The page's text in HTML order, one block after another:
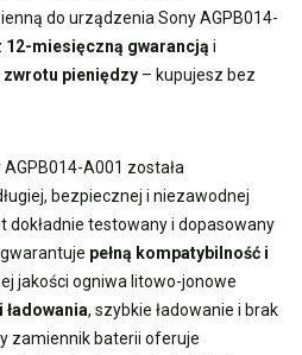
do urządzenia Sony AGPB014-
12-miesięczną gwarancją i
pieniędzy – kupujesz bez
A001 została
bezpiecznej i niezawodnej
dokładnie testowany i dopasowany
pełną kompatybilność i
jakości ogniwa litowo-jonowe
ładowania, szybkie ładowanie i brak
zamiennik baterii oferuje